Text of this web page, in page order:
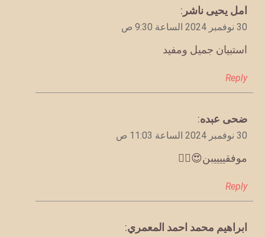
يقول
امل يحيى ناشر :
30 نوفمبر 2024 الساعة 9:30 ص
استبيان جميل ومفيد
Reply
يقول
ضحى عبده:
30 نوفمبر 2024 الساعة 11:03 ص
موفقييييبن😍❤️‍🔥
Reply
يقول
ابراهيم محمد احمد المعمري: